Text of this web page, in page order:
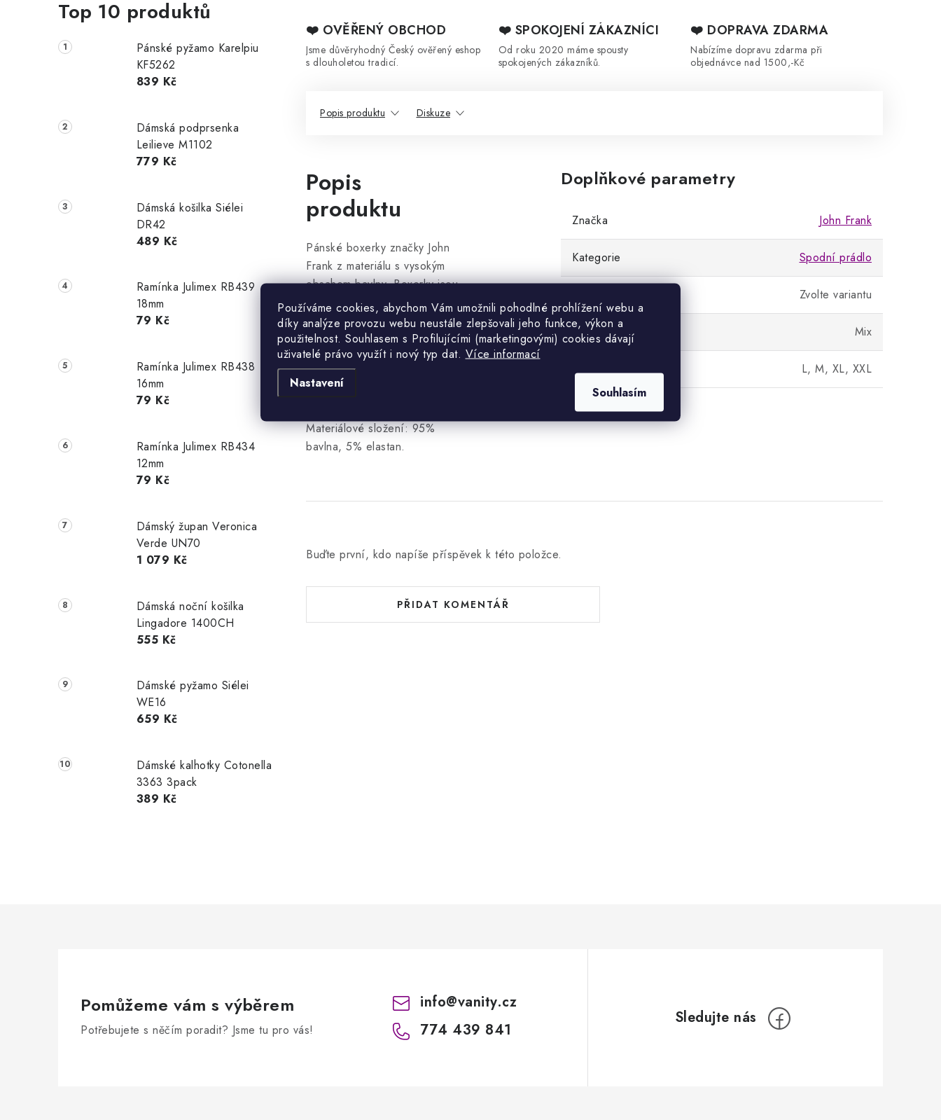
Používáme cookies, abychom Vám umožnili pohodlné prohlížení webu a
díky analýze provozu webu neustále zlepšovali jeho funkce, výkon a
použitelnost. Souhlasem s Profilujícími (marketingovými) cookies dávají
uživatelé právo využít i nový typ dat. Více informací
Nastavení
Souhlasím
Top 10 produktů
Pánské pyžamo Karelpiu
KF5262
839 Kč
Dámská podprsenka
Leilieve M1102
779 Kč
Dámská košilka Siélei
DR42
489 Kč
Ramínka Julimex RB439
18mm
79 Kč
Ramínka Julimex RB438
16mm
79 Kč
Ramínka Julimex RB434
12mm
79 Kč
Dámský župan Veronica
Verde UN70
1 079 Kč
Dámská noční košilka
Lingadore 1400CH
555 Kč
Dámské pyžamo Siélei
WE16
659 Kč
Dámské kalhotky Cotonella
3363 3pack
389 Kč
❤️ OVĚŘENÝ OBCHOD
Jsme důvěryhodný Český ověřený eshop
s dlouholetou tradicí.
❤️ SPOKOJENÍ ZÁKAZNÍCI
Od roku 2020 máme spousty
spokojených zákazníků.
❤️ DOPRAVA ZDARMA
Nabízíme dopravu zdarma při
objednávce nad 1500,-Kč
Popis produktu Diskuze
Popis
produktu
Pánské boxerky značky John
Frank z materiálu s vysokým
obsahem bavlny. Boxerky jsou
velmi příjemné, pohodlné při
nošení a vzdušné. V pase je
pohodlná širší guma s logem
výrobce na levém boku.
Balení obsahuje troje boxerky
Materiálové složení: 95%
bavlna, 5% elastan.
Doplňkové parametry
Značka John Frank
Kategorie Spodní prádlo
Zvolte variantu
Barva Mix
Velikost L, M, XL, XXL
Buďte první, kdo napíše příspěvek k této položce.
PŘIDAT KOMENTÁŘ
Pomůžeme vám s výběrem
Potřebujete s něčím poradit? Jsme tu pro vás!
info@vanity.cz
774 439 841